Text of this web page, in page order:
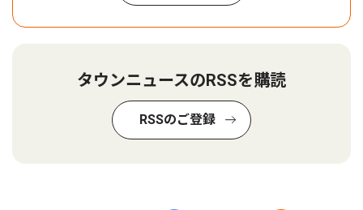
タウンニュースのRSSを購読
RSSのご登録